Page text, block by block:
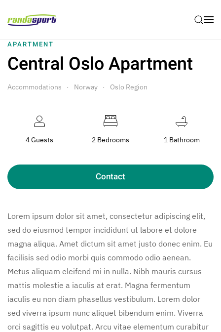
Skip to main content
APARTMENT
Central Oslo Apartment
Accommodations Norway Oslo Region
4 Guests 2 Bedrooms 1 Bathroom
Contact
Lorem ipsum dolor sit amet, consectetur adipiscing elit,
sed do eiusmod tempor incididunt ut labore et dolore
magna aliqua. Amet dictum sit amet justo donec enim. Eu
facilisis sed odio morbi quis commodo odio aenean.
Metus aliquam eleifend mi in nulla. Nibh mauris cursus
mattis molestie a iaculis at erat. Magna fermentum
iaculis eu non diam phasellus vestibulum. Lorem dolor
sed viverra ipsum nunc aliquet bibendum enim. Viverra
orci sagittis eu volutpat. Arcu vitae elementum curabitur